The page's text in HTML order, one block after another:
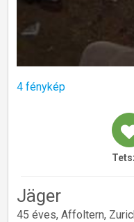
4 fénykép
Jäger
45 éves, Affoltern,